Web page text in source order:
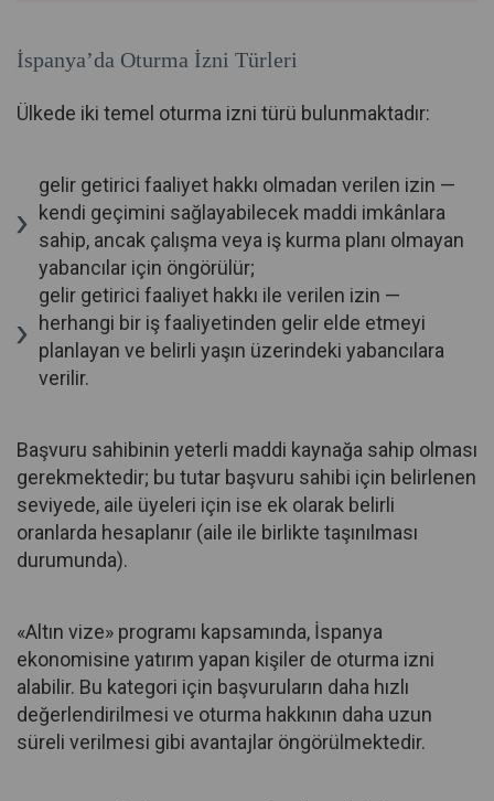
İspanya’da Oturma İzni Türleri
Ülkede iki temel oturma izni türü bulunmaktadır:
gelir getirici faaliyet hakkı olmadan verilen izin —
kendi geçimini sağlayabilecek maddi imkânlara
sahip, ancak çalışma veya iş kurma planı olmayan
yabancılar için öngörülür;
gelir getirici faaliyet hakkı ile verilen izin —
herhangi bir iş faaliyetinden gelir elde etmeyi
planlayan ve belirli yaşın üzerindeki yabancılara
verilir.
Başvuru sahibinin yeterli maddi kaynağa sahip olması
gerekmektedir; bu tutar başvuru sahibi için belirlenen
seviyede, aile üyeleri için ise ek olarak belirli
oranlarda hesaplanır (aile ile birlikte taşınılması
durumunda).
«Altın vize» programı kapsamında, İspanya
ekonomisine yatırım yapan kişiler de oturma izni
alabilir. Bu kategori için başvuruların daha hızlı
değerlendirilmesi ve oturma hakkının daha uzun
süreli verilmesi gibi avantajlar öngörülmektedir.